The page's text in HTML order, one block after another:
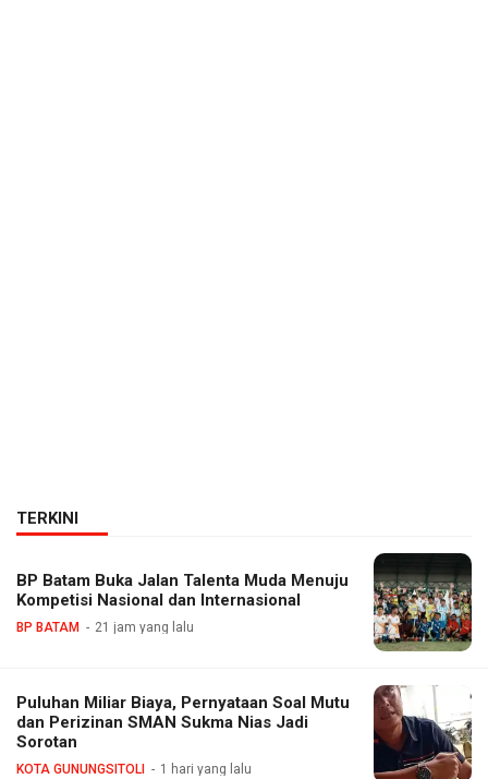
TERKINI
BP Batam Buka Jalan Talenta Muda Menuju
Kompetisi Nasional dan Internasional
BP BATAM 21 jam yang lalu
Puluhan Miliar Biaya, Pernyataan Soal Mutu
dan Perizinan SMAN Sukma Nias Jadi
Sorotan
KOTA GUNUNGSITOLI 1 hari yang lalu